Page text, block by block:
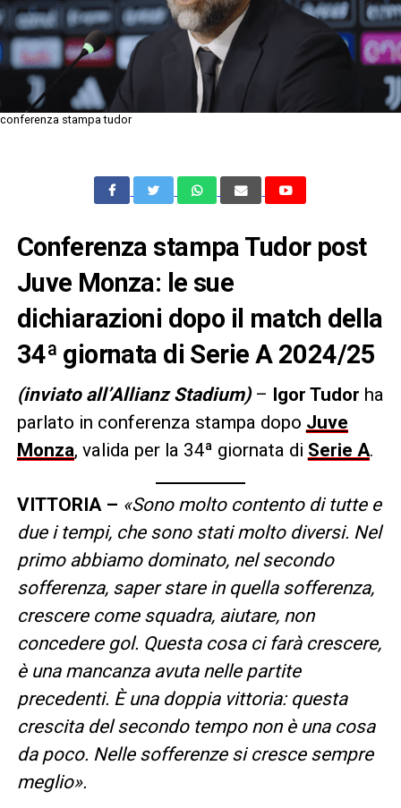
conferenza stampa tudor
Conferenza stampa Tudor post
Juve Monza: le sue
dichiarazioni dopo il match della
34ª giornata di Serie A 2024/25
(inviato all’Allianz Stadium)– Igor Tudor ha
parlato in conferenza stampa dopo Juve
Monza, valida per la 34ª giornata di Serie A.
VITTORIA – «Sono molto contento di tutte e
due i tempi, che sono stati molto diversi. Nel
primo abbiamo dominato, nel secondo
sofferenza, saper stare in quella sofferenza,
crescere come squadra, aiutare, non
concedere gol. Questa cosa ci farà crescere,
è una mancanza avuta nelle partite
precedenti. È una doppia vittoria: questa
crescita del secondo tempo non è una cosa
da poco. Nelle sofferenze si cresce sempre
meglio».